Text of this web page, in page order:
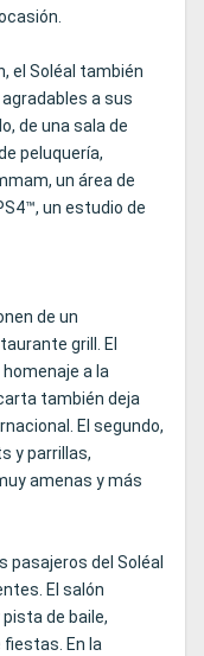
el Soléal también
a sus
de una sala de
peluquería,
un área de
un estudio de
de un
grill. El
a la
también deja
El segundo,
y parrillas,
amenas y más
pasajeros del Soléal
El salón
de baile,
En la